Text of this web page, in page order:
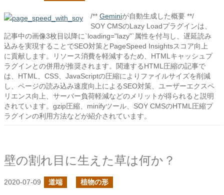
/** Geminiが自動生成した概要 **/
SOY CMSのLazy Loadプラグインは、
記事中の画像3枚目以降に`loading="lazy"`属性を付与し、遅延読み
込みを実現することでSEO対策とPageSpeed Insightsスコア向上
に貢献します。リソース消費を軽減するため、HTMLキャッシュプ
ラグインとの併用が推奨されます。関連するHTML圧縮の記事で
は、HTML、CSS、JavaScriptの圧縮によりファイルサイズを削減
し、ページの読み込み速度向上によるSEO対策、ユーザーエクスペ
リエンス向上、サーバー負荷軽減などのメリットが得られると説明
されています。gzip圧縮、minifyツール、SOY CMSのHTML圧縮プ
ラグインの利用方法などが紹介されています。
壁の割れ目に生えた草は何か？
2020-07-09 道端 植物の形